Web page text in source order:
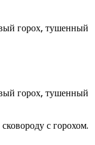
с горохом.